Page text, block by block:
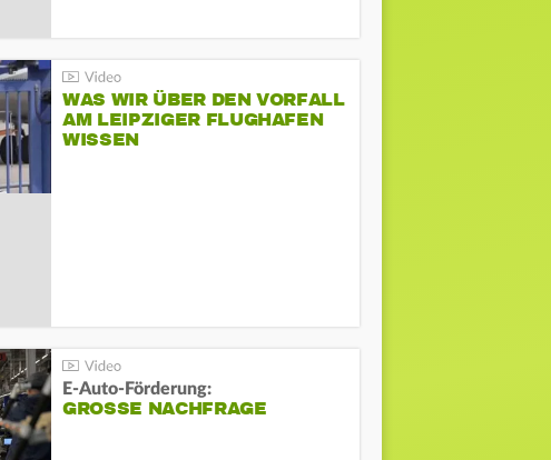
WAS WIR ÜBER DEN VORFALL
AM LEIPZIGER FLUGHAFEN
WISSEN
E-Auto-Förderung:
GROSSE NACHFRAGE